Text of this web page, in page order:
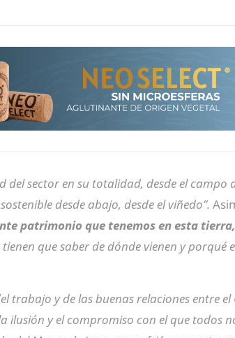
sector en su totalidad, desde el campo
desde abajo, desde el viñedo”.
patrimonio que tenemos en esta
que saber de dónde vienen y porqué
trabajo y de las buenas relaciones entre el
ilusión y el compromiso con el que todos